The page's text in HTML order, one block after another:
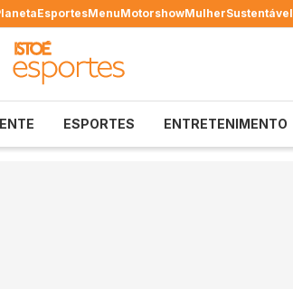
EsportesMenuMotorshowMulherSustentável
ESPORTES ENTRETENIMENTO